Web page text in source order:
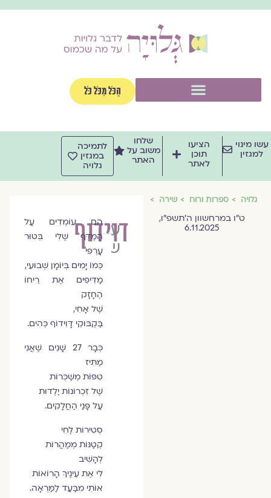
הַכֹּל מִכֹּל כֹּל
מינוי
למגזין
הציעו
תוכן
לאתר
שלחו
משוב על
האתר
לתמיכה
במגזין
גלויה
גלויה ספרות ורוח שירה
ט״ו במרחשוון ה׳תשפ״ו,
6.11.2025
דוידוף
עדיאל
שושני
הֵם עוֹמְדִים עַל
הַמַּדָּף שֶׁלִּי בְּטוּר
עָרְפִּי
כְּמוֹ יָמִים בְּיוֹמָן שְׁבוּעִי,
מַדִּיפִים אֶת רֵיחוֹ
הֶחָזָק
שֶׁל אָחִי,
בַּקְבּוּקֵי דָּוִידוֹף כֵּהִים.
כְּבָר 27 שָׁנִים שֶׁאֲנִי
מַתִּיז
טִפּוֹת מְשַׁכְּרוֹת
שֶׁל זִכְרוֹנוֹת יַלְדוּת
עַל פָּנַי הַחֲלָקִים.
סְטִירוֹת לֶחִי
קְטַנּוֹת מְמַהֲרוֹת
לְהָשִׁיב
לִי אֶת עֵינֶיךָ הָרוֹאוֹת
אוֹתִי מִבַּעַד לַמַּרְאָה.